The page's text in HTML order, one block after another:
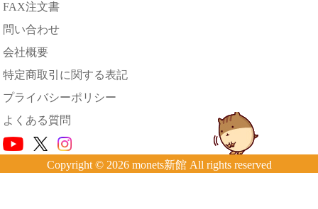
FAX注文書
問い合わせ
会社概要
特定商取引に関する表記
プライバシーポリシー
よくある質問
Copyright © 2026 monets新館 All rights reserved